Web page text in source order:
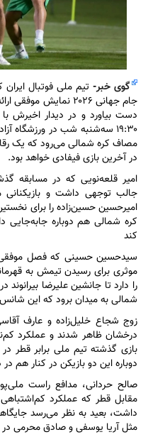
گوی خبر-
دست بیاورد و در دیدار
۱۹:۳۰ سه‌شنبه شب در ورزشگاه
مصاف کره شمالی می‌رود که یک
در آخرین بازی فیفادی خواهد بود.
امیر قلعه‌نویی که در مسابقه
جالب توجهی داشت و
امیرحسین حسین‌زاده را برای
کره شمالی هم دوباره جابه‌جایی
کند
سیدحسین حسینی که فصل
موثری برای رسیدن تیمش به
را دارد تا جانشین علیرضا
شمالی به میدان برود که این شانس
زوج شجاع خلیل‌زاده و عارف
درخشان ظاهر شدند و عملکرد
بازی گذشته تیم ملی برابر قطر
دوباره این دو بازیکن در کنار هم
مقابل قطر که عملکرد
داشت، بعید به نظر می‌رسد
مثل آریا یوسفی و صادق محرمی در